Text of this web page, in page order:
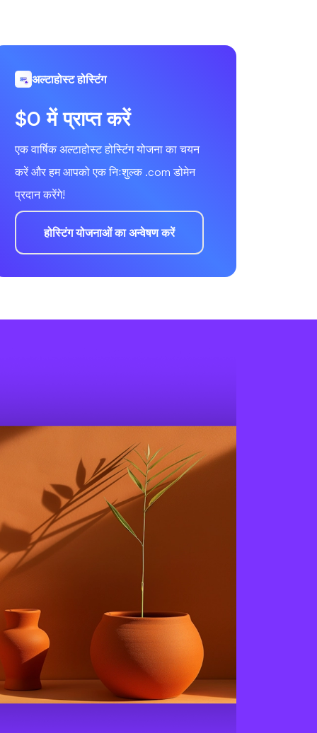
अल्टाहोस्ट होस्टिंग
$0 में प्राप्त करें
एक वार्षिक अल्टाहोस्ट होस्टिंग योजना का चयन
करें और हम आपको एक निःशुल्क .com डोमेन
प्रदान करेंगे!
होस्टिंग योजनाओं का अन्वेषण करें